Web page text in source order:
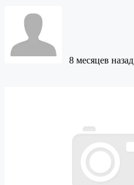
8 месяцев назад